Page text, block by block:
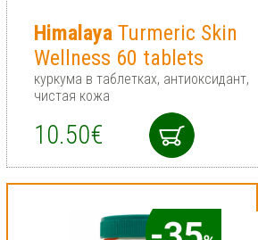
HimalayaTurmeric Skin
Wellness 60 tablets
куркума в таблетках, антиоксидант,
чистая кожа
10.50€